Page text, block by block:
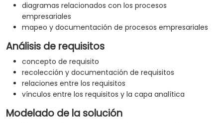
diagramas relacionados con los procesos
empresariales
mapeo y documentación de procesos empresariales
Análisis de requisitos
concepto de requisito
recolección y documentación de requisitos
relaciones entre los requisitos
vínculos entre los requisitos y la capa analítica
Modelado de la solución